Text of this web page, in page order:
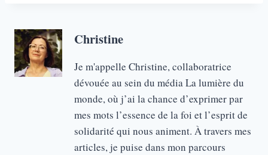
Christine
Je m'appelle Christine, collaboratrice
dévouée au sein du média La lumière du
monde, où j’ai la chance d’exprimer par
mes mots l’essence de la foi et l’esprit de
solidarité qui nous animent. À travers mes
articles, je puise dans mon parcours